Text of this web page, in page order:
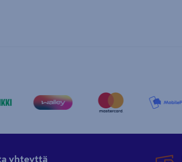
yhteyttä